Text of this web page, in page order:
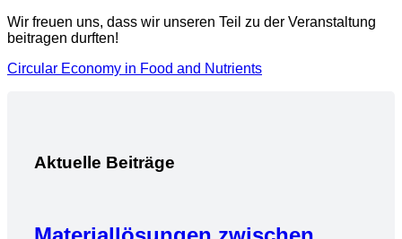
Wir freuen uns, dass wir unseren Teil zu der Veranstaltung
beitragen durften!
Circular Economy in Food and Nutrients
Aktuelle Beiträge